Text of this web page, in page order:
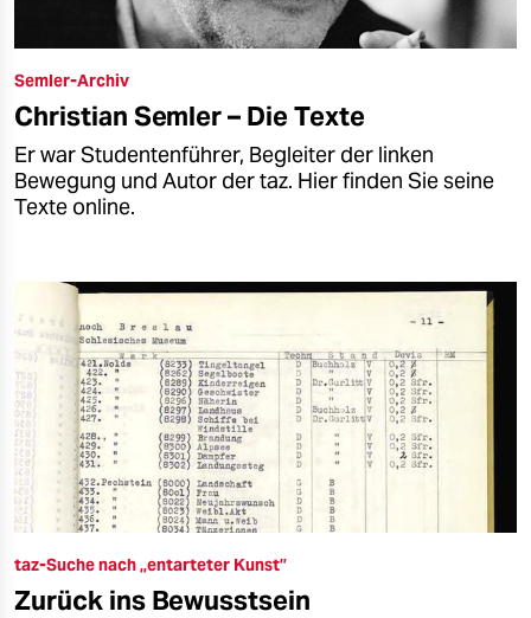
Semler-Archiv
Christian Semler – Die Texte
Er war Studentenführer, Begleiter der linken
Bewegung und Autor der taz. Hier finden Sie seine
Texte online.
taz-Suche nach „entarteter Kunst”
Zurück ins Bewusstsein